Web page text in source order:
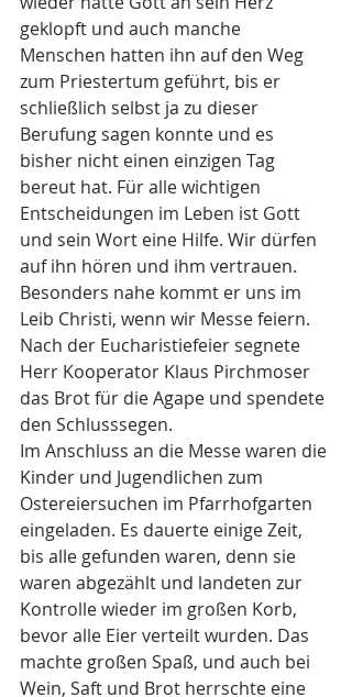
geklopft und auch manche
Menschen hatten ihn auf den Weg
zum Priestertum geführt, bis er
schließlich selbst ja zu dieser
Berufung sagen konnte und es
bisher nicht einen einzigen Tag
bereut hat. Für alle wichtigen
Entscheidungen im Leben ist Gott
und sein Wort eine Hilfe. Wir dürfen
auf ihn hören und ihm vertrauen.
Besonders nahe kommt er uns im
Leib Christi, wenn wir Messe feiern.
Nach der Eucharistiefeier segnete
Herr Kooperator Klaus Pirchmoser
das Brot für die Agape und spendete
den Schlusssegen.
Im Anschluss an die Messe waren die
Kinder und Jugendlichen zum
Ostereiersuchen im Pfarrhofgarten
eingeladen. Es dauerte einige Zeit,
bis alle gefunden waren, denn sie
waren abgezählt und landeten zur
Kontrolle wieder im großen Korb,
bevor alle Eier verteilt wurden. Das
machte großen Spaß, und auch bei
Wein, Saft und Brot herrschte eine